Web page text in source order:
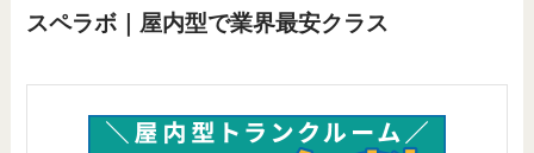
スペラボ｜屋内型で業界最安クラス